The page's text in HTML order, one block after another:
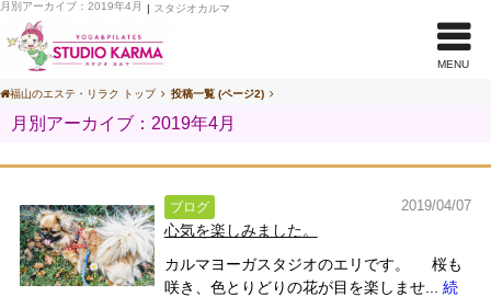
MENU
月別アーカイブ：2019年4月 | スタジオカルマ
福山のエステ・リラク トップ 投稿一覧 (ページ2)
月別アーカイブ：2019年4月
ブログ 2019/04/07
心気を楽しみました。
カルマヨーガスタジオのエリです。 桜も
咲き、色とりどりの花が目を楽しませ... 続